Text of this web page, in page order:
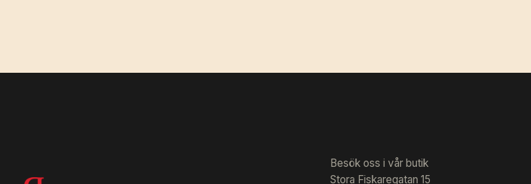
Besök oss i vår butik
Stora Fiskaregatan 15